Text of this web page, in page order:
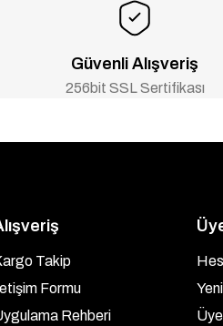
Güvenli Alışveriş
256bit SSL Sertifikası
Takip
Formu
Rehberi